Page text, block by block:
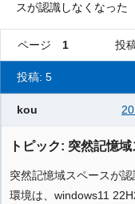
スが認識しなくなった
ページ 1 投
投稿: 5
kou
トピック: 突然記憶
突然記憶域スペースが認
環境は、windows11